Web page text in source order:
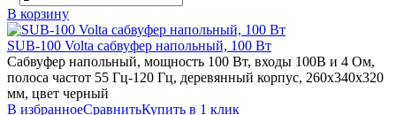
В корзину
SUB-100 Volta сабвуфер напольный, 100 Вт
Сабвуфер напольный, мощность 100 Вт, входы 100В и 4 Ом,
полоса частот 55 Гц-120 Гц, деревянный корпус, 260х340х320
мм, цвет черный
В избранноеСравнитьКупить в 1 клик